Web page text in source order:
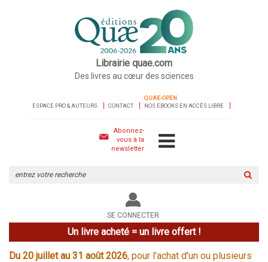
Librairie quae.com
Des livres au cœur des sciences
ESPACE PRO & AUTEURS CONTACT
QUAE-OPEN
NOS EBOOKS EN ACCÈS LIBRE
Abonnez-
vous à la
newsletter
le
site
SE CONNECTER
Un livre acheté = un livre offert !
Du 20 juillet au 31 août 2026, pour l'achat d'un ou plusieurs